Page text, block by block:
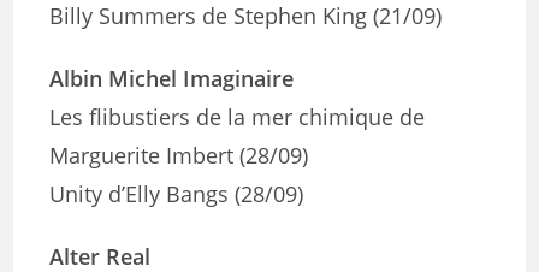
Billy Summers de Stephen King (21/09)
Albin Michel Imaginaire
Les flibustiers de la mer chimique de
Marguerite Imbert (28/09)
Unity d’Elly Bangs (28/09)
Alter Real